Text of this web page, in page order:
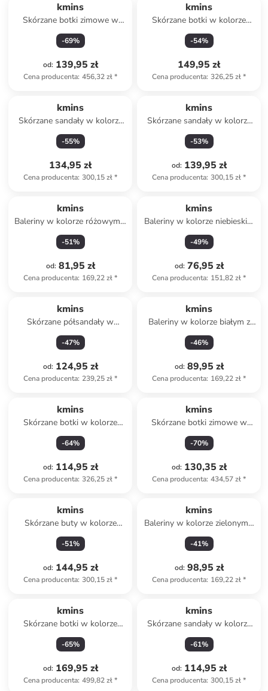
kmins
Skórzane botki zimowe w
kolorze ciemnobrązowym
-69%
od: 139,95 zł
Cena producenta: 456,32 zł*
kmins
Skórzane botki w kolorze
brązowym
-54%
149,95 zł
Cena producenta: 326,25 zł*
kmins
Skórzane sandały w kolorze
brązowym
-55%
134,95 zł
Cena producenta: 300,15 zł*
kmins
Skórzane sandały w kolorze
jasnoróżowym
-53%
od: 139,95 zł
Cena producenta: 300,15 zł*
kmins
Baleriny w kolorze różowym z
paskiem
-51%
od: 81,95 zł
Cena producenta: 169,22 zł*
kmins
Baleriny w kolorze niebieskim
z paskiem
-49%
od: 76,95 zł
Cena producenta: 151,82 zł*
kmins
Skórzane półsandały w
kolorze zielonym do chodzenia
na boso
-47%
od: 124,95 zł
Cena producenta: 239,25 zł*
kmins
Baleriny w kolorze białym z
paskiem
-46%
od: 89,95 zł
Cena producenta: 169,22 zł*
kmins
Skórzane botki w kolorze
złoto-ciemnobrązowym
-64%
od: 114,95 zł
Cena producenta: 326,25 zł*
kmins
Skórzane botki zimowe w
kolorze brązowym
-70%
od: 130,35 zł
Cena producenta: 434,57 zł*
kmins
Skórzane buty w kolorze
jasnobrązowym do chodzenia
na boso
-51%
od: 144,95 zł
Cena producenta: 300,15 zł*
kmins
Baleriny w kolorze zielonym z
paskiem
-41%
od: 98,95 zł
Cena producenta: 169,22 zł*
kmins
Skórzane botki w kolorze
złoto-fioletowym
-65%
od: 169,95 zł
Cena producenta: 499,82 zł*
kmins
Skórzane sandały w kolorze
turkusowym
-61%
od: 114,95 zł
Cena producenta: 300,15 zł*